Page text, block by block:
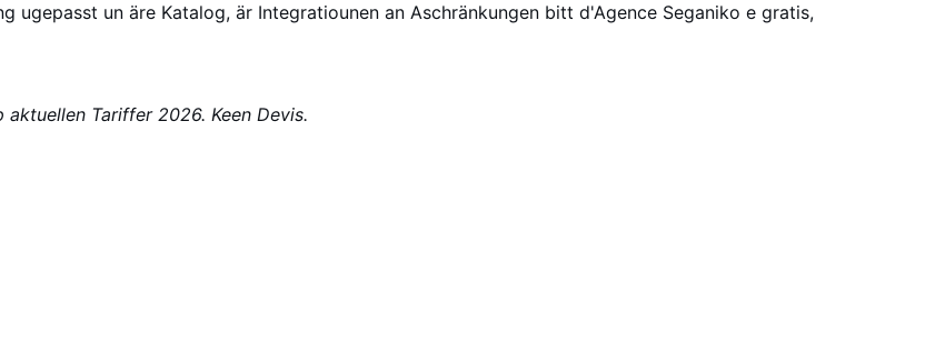
ugepasst un äre Katalog, är Integratiounen an Aschränkungen bitt d'Agence Seganiko e gratis,
Tariffer 2026. Keen Devis.